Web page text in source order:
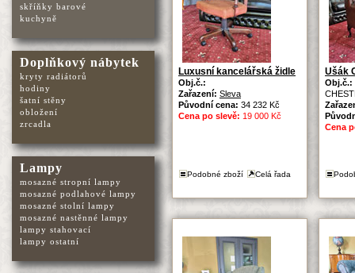
Luxusní kancelářská židle
Obj.č.:
Zařazení: Sleva
Původní cena: 34 232 Kč
Cena po slevě: 19 000 Kč
Podobné zboží Celá řada
Ušák
Obj.č.:
Cena
skříňky barové
kuchyně
Doplňkový nábytek
kryty radiátorů
hodiny
šatní stěny
obložení
zrcadla
Lampy
mosazné stropní lampy
mosazné podlahové lampy
mosazné stolní lampy
mosazné nastěnné lampy
lampy stahovací
lampy ostatní